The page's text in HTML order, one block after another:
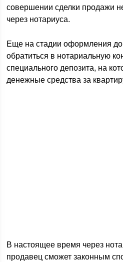
совершении сделки продажи
через нотариуса.
Еще на стадии оформления
обратиться в нотариальную
специального депозита, на
денежные средства за
В настоящее время через
продавец сможет законным